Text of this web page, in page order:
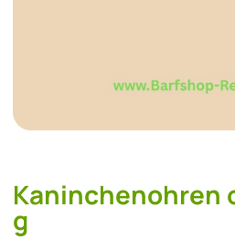
Kaninchenohren
g